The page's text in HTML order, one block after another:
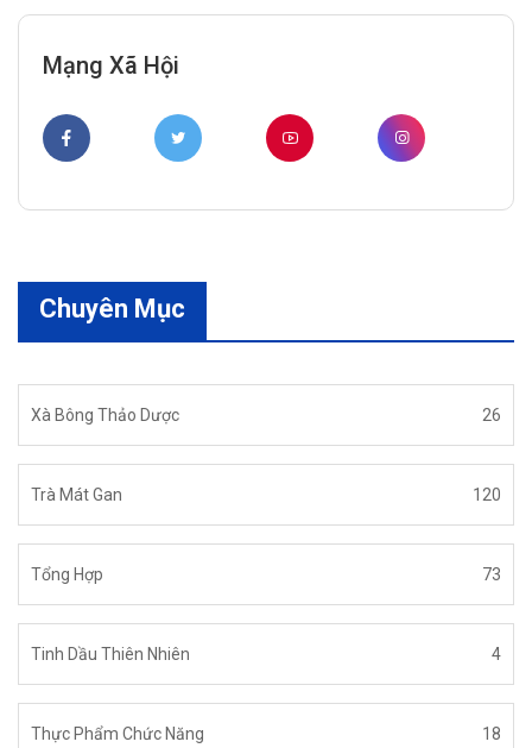
Mạng Xã Hội
Chuyên Mục
Xà Bông Thảo Dược 26
Trà Mát Gan 120
Tổng Hợp 73
Tinh Dầu Thiên Nhiên 4
Thực Phẩm Chức Năng 18